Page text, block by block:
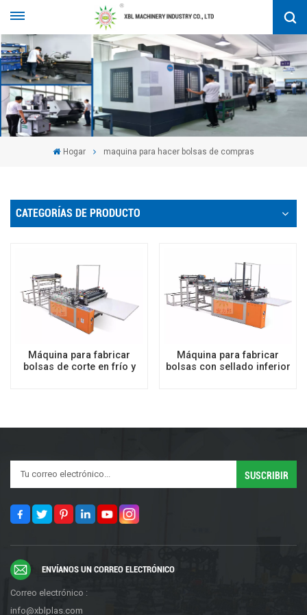
Hogar maquina para hacer bolsas de compras
CATEGORÍAS DE PRODUCTO
Máquina para fabricar
bolsas de corte en frío y
Máquina para fabricar
bolsas con sellado inferior
ENVÍANOS UN CORREO ELECTRÓNICO
Correo electrónico :
info@xblplas.com